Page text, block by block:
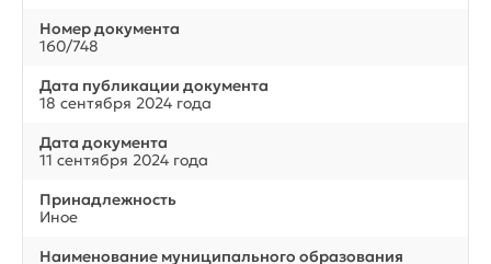
Номер документа
160/748
Дата публикации документа
18 сентября 2024 года
Дата документа
11 сентября 2024 года
Принадлежность
Иное
Наименование муниципального образования